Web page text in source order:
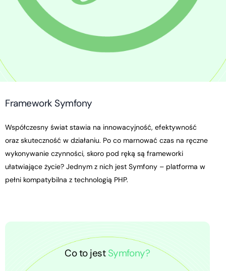
Framework Symfony
Współczesny świat stawia na innowacyjność, efektywność
oraz skuteczność w działaniu. Po co marnować czas na ręczne
wykonywanie czynności, skoro pod ręką są frameworki
ułatwiające życie? Jednym z nich jest Symfony – platforma w
pełni kompatybilna z technologią PHP.
Co to jest Symfony?